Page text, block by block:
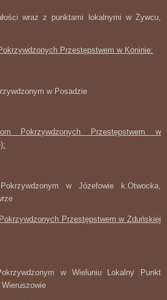
wraz z punktami lokalnymi w Żywcu,
Przestępstwem w Koninie:
w Posadzie
Pokrzywdzonych Przestępstwem w
w Józefowie k.Otwocka,
Przestępstwem w Zduńskiej
w Wieluniu Lokalny Punkt